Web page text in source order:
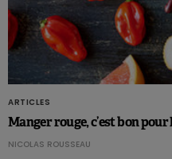
ARTICLES
Manger rouge, c’est bon
NICOLAS ROUSSEAU